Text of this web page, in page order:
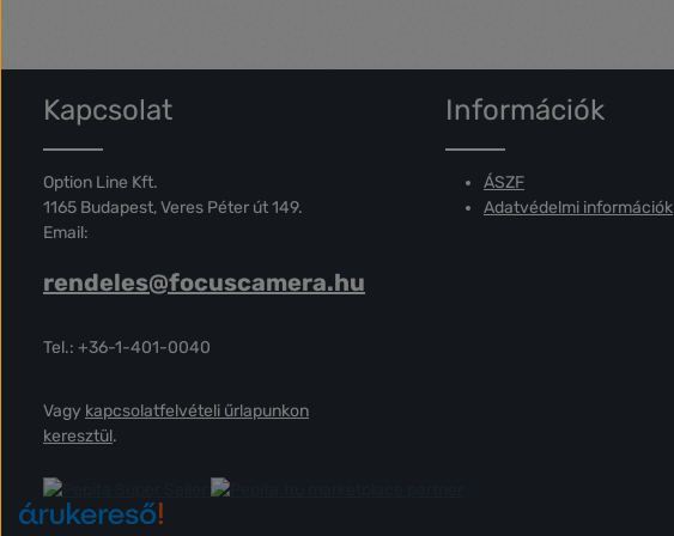
Kapcsolat
Option Line Kft.
1165 Budapest, Veres Péter út 149.
Email:
rendeles@focuscamera.hu
Tel.: +36-1-401-0040
Vagy kapcsolatfelvételi űrlapunkon
keresztül.
Információk
ÁSZF
Adatvédelmi információk